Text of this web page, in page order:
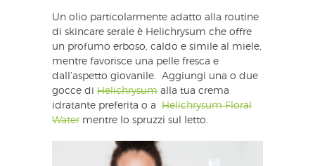
Un olio particolarmente adatto alla routine
di skincare serale è Helichrysum che offre
un profumo erboso, caldo e simile al miele,
mentre favorisce una pelle fresca e
dall’aspetto giovanile. Aggiungi una o due
gocce di Helichrysum alla tua crema
idratante preferita o a Helichrysum Floral
Water mentre lo spruzzi sul letto.